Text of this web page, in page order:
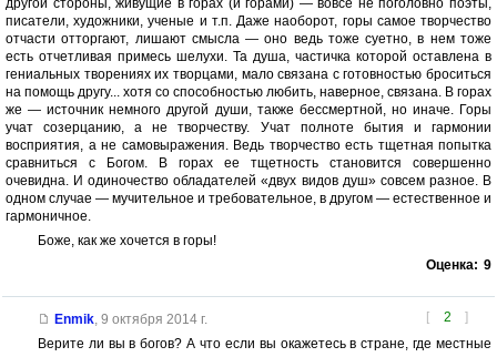
другой стороны, живущие в горах (и горами) — вовсе не поголовно поэты,
писатели, художники, ученые и т.п. Даже наоборот, горы самое творчество
отчасти отторгают, лишают смысла — оно ведь тоже суетно, в нем тоже
есть отчетливая примесь шелухи. Та душа, частичка которой оставлена в
гениальных творениях их творцами, мало связана с готовностью броситься
на помощь другу... хотя со способностью любить, наверное, связана. В горах
же — источник немного другой души, также бессмертной, но иначе. Горы
учат созерцанию, а не творчеству. Учат полноте бытия и гармонии
восприятия, а не самовыражения. Ведь творчество есть тщетная попытка
сравниться с Богом. В горах ее тщетность становится совершенно
очевидна. И одиночество обладателей «двух видов душ» совсем разное. В
одном случае — мучительное и требовательное, в другом — естественное и
гармоничное.
Боже, как же хочется в горы!
Оценка: 9
[ 2 ]
Enmik, 9 октября 2014 г.
Верите ли вы в богов? А что если вы окажетесь в стране, где местные